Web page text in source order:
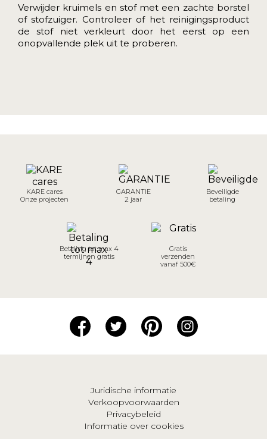
Verwijder kruimels en stof met een zachte borstel
of stofzuiger. Controleer of het reinigingsproduct
de stof niet verkleurt door het eerst op een
onopvallende plek uit te proberen.
KARE cares
Onze projecten
GARANTIE
2 jaar
Beveiligde
betaling
Betaling tot max 4
termijnen gratis
Gratis
verzenden
vanaf 500€
Juridische informatie
Verkoopvoorwaarden
Privacybeleid
Informatie over cookies